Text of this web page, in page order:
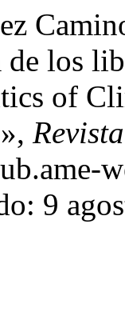
de los
of
9